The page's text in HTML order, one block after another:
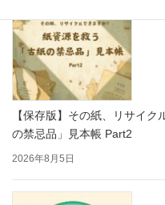
【保存版】その紙、リサイ
の禁忌品」見本帳 Part2
2026年8月5日